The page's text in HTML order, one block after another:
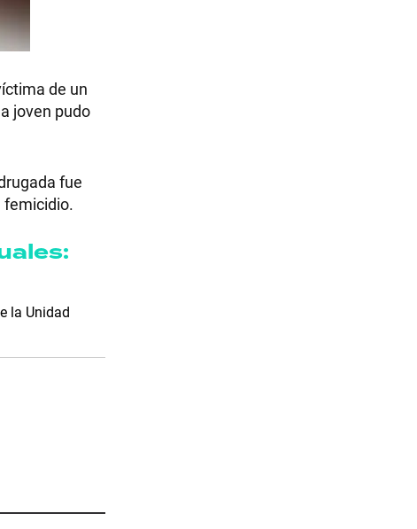
de un
joven pudo
fue
femicidio.
la Unidad